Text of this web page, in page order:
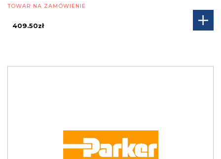
TOWAR NA ZAMÓWIENIE
409.50zł